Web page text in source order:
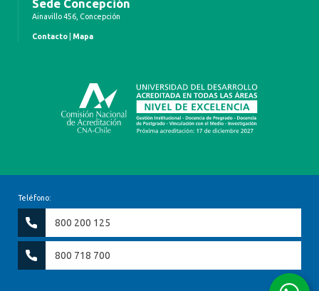
Sede Concepción
Ainavillo 456, Concepción
Contacto Mapa
Teléfono:
800 200 125
800 718 700